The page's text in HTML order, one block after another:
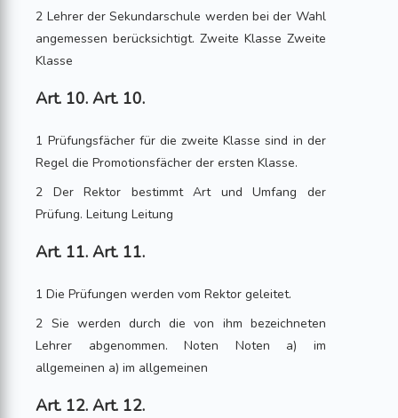
2 Lehrer der Sekundarschule werden bei der Wahl
angemessen berücksichtigt. Zweite Klasse Zweite
Klasse
Art. 10. Art. 10.
1 Prüfungsfächer für die zweite Klasse sind in der
Regel die Promotionsfächer der ersten Klasse.
2 Der Rektor bestimmt Art und Umfang der
Prüfung. Leitung Leitung
Art. 11. Art. 11.
1 Die Prüfungen werden vom Rektor geleitet.
2 Sie werden durch die von ihm bezeichneten
Lehrer abgenommen. Noten Noten a) im
allgemeinen a) im allgemeinen
Art. 12. Art. 12.